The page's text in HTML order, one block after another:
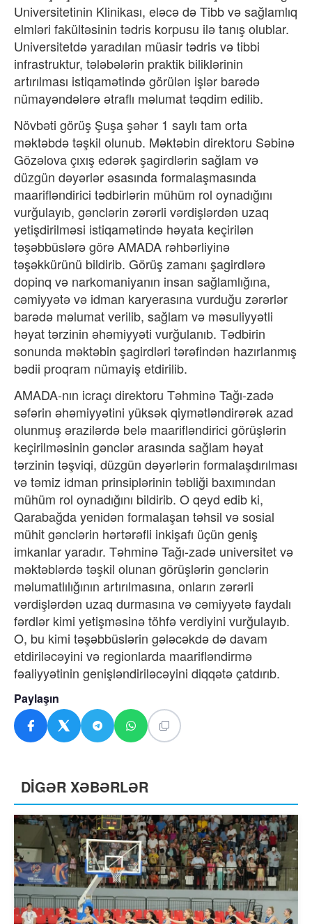
Universitetinin Klinikası, eləcə də Tibb və sağlamlıq
elmləri fakültəsinin tədris korpusu ilə tanış olublar.
Universitetdə yaradılan müasir tədris və tibbi
infrastruktur, tələbələrin praktik biliklərinin
artırılması istiqamətində görülən işlər barədə
nümayəndələrə ətraflı məlumat təqdim edilib.
Növbəti görüş Şuşa şəhər 1 saylı tam orta
məktəbdə təşkil olunub. Məktəbin direktoru Səbinə
Gözəlova çıxış edərək şagirdlərin sağlam və
düzgün dəyərlər əsasında formalaşmasında
maarifləndirici tədbirlərin mühüm rol oynadığını
vurğulayıb, gənclərin zərərli vərdişlərdən uzaq
yetişdirilməsi istiqamətində həyata keçirilən
təşəbbüslərə görə AMADA rəhbərliyinə
təşəkkürünü bildirib. Görüş zamanı şagirdlərə
dopinq və narkomaniyanın insan sağlamlığına,
cəmiyyətə və idman karyerasına vurduğu zərərlər
barədə məlumat verilib, sağlam və məsuliyyətli
həyat tərzinin əhəmiyyəti vurğulanıb. Tədbirin
sonunda məktəbin şagirdləri tərəfindən hazırlanmış
bədii proqram nümayiş etdirilib.
AMADA-nın icraçı direktoru Təhminə Tağı-zadə
səfərin əhəmiyyətini yüksək qiymətləndirərək azad
olunmuş ərazilərdə belə maarifləndirici görüşlərin
keçirilməsinin gənclər arasında sağlam həyat
tərzinin təşviqi, düzgün dəyərlərin formalaşdırılması
və təmiz idman prinsiplərinin təbliği baxımından
mühüm rol oynadığını bildirib. O qeyd edib ki,
Qarabağda yenidən formalaşan təhsil və sosial
mühit gənclərin hərtərəfli inkişafı üçün geniş
imkanlar yaradır. Təhminə Tağı-zadə universitet və
məktəblərdə təşkil olunan görüşlərin gənclərin
məlumatlılığının artırılmasına, onların zərərli
vərdişlərdən uzaq durmasına və cəmiyyətə faydalı
fərdlər kimi yetişməsinə töhfə verdiyini vurğulayıb.
O, bu kimi təşəbbüslərin gələcəkdə də davam
etdiriləcəyini və regionlarda maarifləndirmə
fəaliyyətinin genişləndiriləcəyini diqqətə çatdırıb.
Paylaşın
DİGƏR XƏBƏRLƏR